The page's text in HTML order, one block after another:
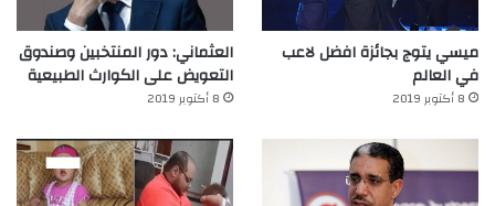
ميسي يتوج بجائزة افضل لاعب
في العالم‎
8 أكتوبر 2019
العثماني: دور المنتخبين وصندوق
التعويض على الكوارث الطبيعية
8 أكتوبر 2019